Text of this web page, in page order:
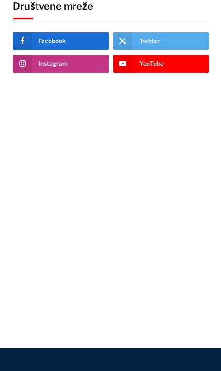
Društvene mreže
Facebook Twitter
Instagram YouTube